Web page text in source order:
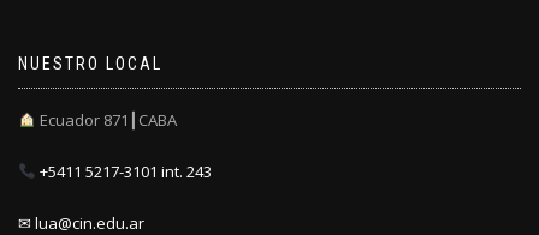
NUESTRO LOCAL
Ecuador 871┃CABA
+5411 5217-3101 int. 243
✉ lua@cin.edu.ar